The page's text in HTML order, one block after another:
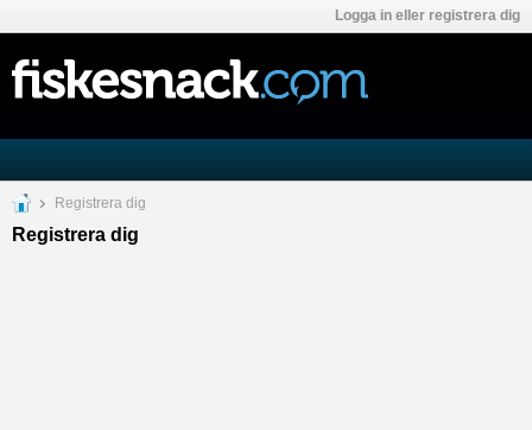
Logga in eller registrera dig
Registrera dig
Registrera dig